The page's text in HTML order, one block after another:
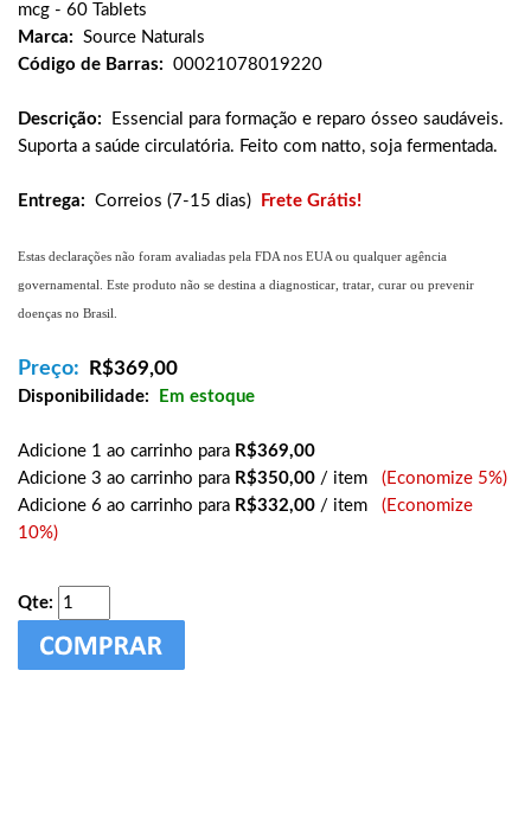
mcg - 60 Tablets
Marca: Source Naturals
Código de Barras: 00021078019220
Descrição:
Essencial para formação e reparo ósseo saudáveis.
Suporta a saúde circulatória. Feito com natto, soja fermentada.
Entrega: Correios (7-15 dias) Frete Grátis!
Estas declarações não foram avaliadas pela FDA nos EUA ou qualquer agência
governamental. Este produto não se destina a diagnosticar, tratar, curar ou prevenir
doenças no Brasil.
Preço: R$369,00
Disponibilidade: Em estoque
Adicione 1 ao carrinho para R$369,00
Adicione 3 ao carrinho para R$350,00 / item (Economize 5%)
Adicione 6 ao carrinho para R$332,00 / item (Economize
10%)
Qte: